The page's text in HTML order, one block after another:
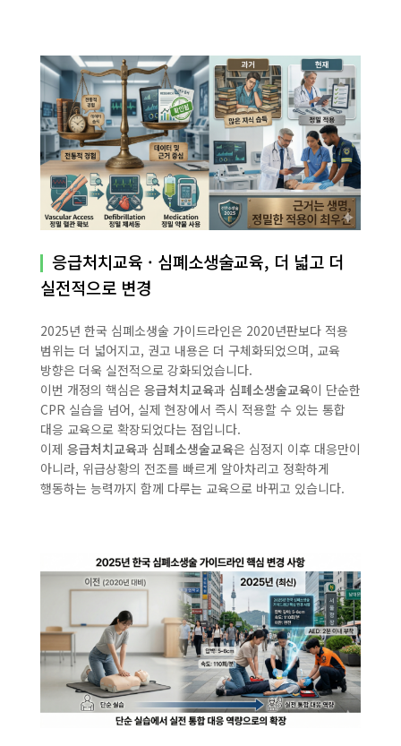
응급처치교육 · 심폐소생술교육, 더 넓고 더
실전적으로 변경
2025년 한국 심폐소생술 가이드라인은 2020년판보다 적용
범위는 더 넓어지고, 권고 내용은 더 구체화되었으며, 교육
방향은 더욱 실전적으로 강화되었습니다.
이번 개정의 핵심은 응급처치교육과 심폐소생술교육이 단순한
CPR 실습을 넘어, 실제 현장에서 즉시 적용할 수 있는 통합
대응 교육으로 확장되었다는 점입니다.
이제 응급처치교육과 심폐소생술교육은 심정지 이후 대응만이
아니라, 위급상황의 전조를 빠르게 알아차리고 정확하게
행동하는 능력까지 함께 다루는 교육으로 바뀌고 있습니다.